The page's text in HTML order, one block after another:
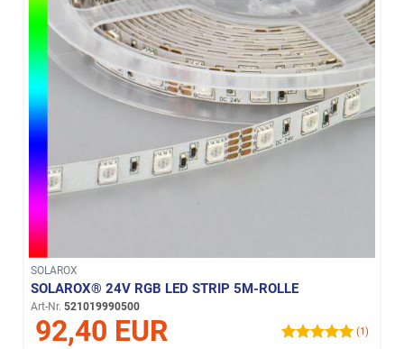
SOLAROX
SOLAROX® 24V RGB LED STRIP 5M-ROLLE
Art-Nr. 521019990500
92,40 EUR (1)